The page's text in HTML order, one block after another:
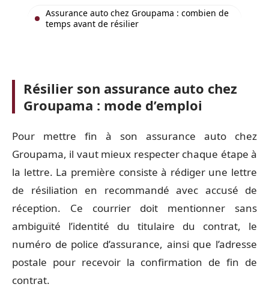
Assurance auto chez Groupama : combien de
temps avant de résilier
Résilier son assurance auto chez
Groupama : mode d’emploi
Pour mettre fin à son assurance auto chez
Groupama, il vaut mieux respecter chaque étape à
la lettre. La première consiste à rédiger une lettre
de résiliation en recommandé avec accusé de
réception. Ce courrier doit mentionner sans
ambiguïté l’identité du titulaire du contrat, le
numéro de police d’assurance, ainsi que l’adresse
postale pour recevoir la confirmation de fin de
contrat.